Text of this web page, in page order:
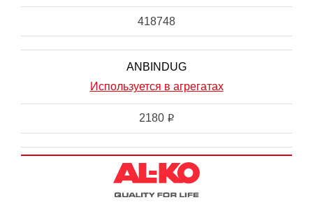
418748
ANBINDUG
Используется в агрегатах
2180 i